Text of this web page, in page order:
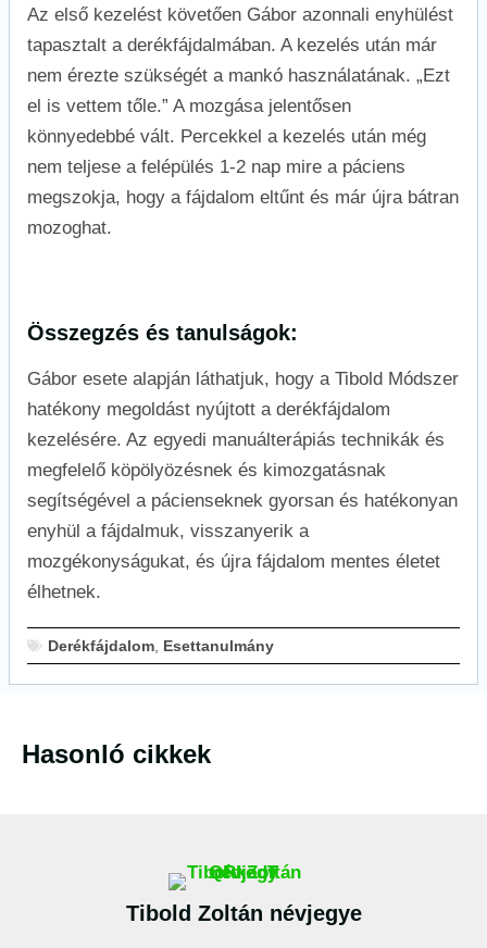
Az első kezelést követően Gábor azonnali enyhülést
tapasztalt a derékfájdalmában. A kezelés után már
nem érezte szükségét a mankó használatának. „Ezt
el is vettem tőle.” A mozgása jelentősen
könnyedebbé vált. Percekkel a kezelés után még
nem teljese a felépülés 1-2 nap mire a páciens
megszokja, hogy a fájdalom eltűnt és már újra bátran
mozoghat.
Összegzés és tanulságok:
Gábor esete alapján láthatjuk, hogy a Tibold Módszer
hatékony megoldást nyújtott a derékfájdalom
kezelésére. Az egyedi manuálterápiás technikák és
megfelelő köpölyözésnek és kimozgatásnak
segítségével a pácienseknek gyorsan és hatékonyan
enyhül a fájdalmuk, visszanyerik a
mozgékonyságukat, és újra fájdalom mentes életet
élhetnek.
Derékfájdalom Esettanulmány
Hasonló cikkek
Tibold Zoltán névjegye